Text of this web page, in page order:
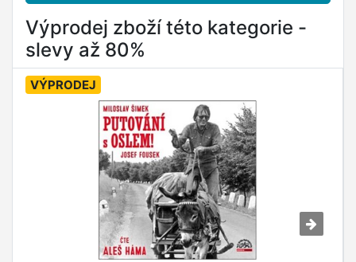
Výprodej zboží této kategorie -
slevy až 80%
VÝPRODEJ